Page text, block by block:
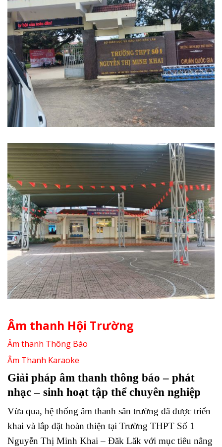
Âm thanh Hội Trường
Âm thanh Thông Báo
Âm Thanh Karaoke
Giải pháp âm thanh thông báo – phát
nhạc – sinh hoạt tập thể chuyên nghiệp
Vừa qua, hệ thống âm thanh sân trường đã được triển
khai và lắp đặt hoàn thiện tại Trường THPT Số 1
Nguyễn Thị Minh Khai – Đăk Lăk với mục tiêu nâng